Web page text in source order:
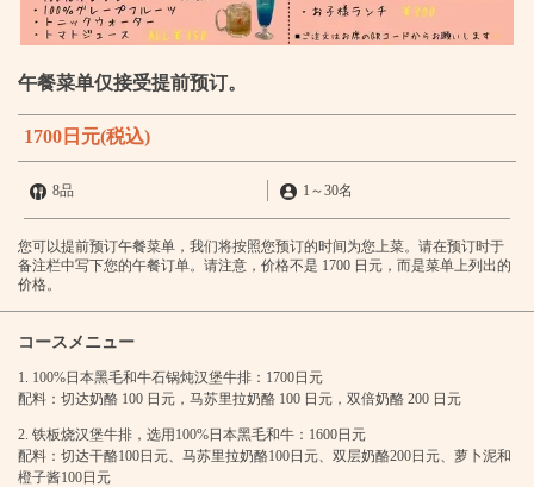
午餐菜单仅接受提前预订。
1700日元(税込)
8品 1 ～30名
您可以提前预订午餐菜单，我们将按照您预订的时间为您上菜。请在预订时于
备注栏中写下您的午餐订单。请注意，价格不是 1700 日元，而是菜单上列出的
价格。
コースメニュー
1. 100%日本黑毛和牛石锅炖汉堡牛排：1700日元
配料：切达奶酪 100 日元，马苏里拉奶酪 100 日元，双倍奶酪 200 日元
2. 铁板烧汉堡牛排，选用100%日本黑毛和牛：1600日元
配料：切达干酪100日元、马苏里拉奶酪100日元、双层奶酪200日元、萝卜泥和
橙子酱100日元